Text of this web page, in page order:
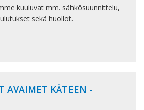
kuuluvat mm. sähkösuunnittelu,
sekä huollot.
AVAIMET KÄTEEN -